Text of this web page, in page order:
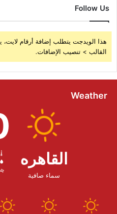
Follow Us
هذا الويدجت يتطلب إضافة أرقام لايت،
القالب > تنصيب الإضافات.
Weather
القاهره
سماء صافية